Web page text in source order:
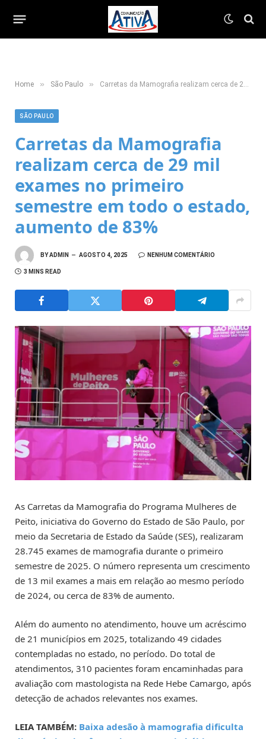
Home » São Paulo » Carretas da Mamografia realizam cerca de 29 mil exames no primeiro semestre em todo o estado, aumento de 83%
SÃO PAULO
Carretas da Mamografia
realizam cerca de 29 mil
exames no primeiro
semestre em todo o estado,
aumento de 83%
BYADMIN AGOSTO 4, 2025 NENHUM COMENTÁRIO
3 MINS READ
As Carretas da Mamografia do Programa Mulheres de
Peito, iniciativa do Governo do Estado de São Paulo, por
meio da Secretaria de Estado da Saúde (SES), realizaram
28.745 exames de mamografia durante o primeiro
semestre de 2025. O número representa um crescimento
de 13 mil exames a mais em relação ao mesmo período
de 2024, ou cerca de 83% de aumento.
Além do aumento no atendimento, houve um acréscimo
de 21 municípios em 2025, totalizando 49 cidades
contempladas no estado, no período. Do total de
atendimentos, 310 pacientes foram encaminhadas para
avaliação com mastologista na Rede Hebe Camargo, após
detecção de achados relevantes nos exames.
LEIA TAMBÉM: Baixa adesão à mamografia dificulta